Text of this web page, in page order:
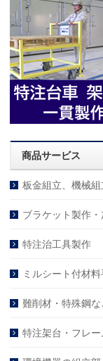
商品サービス
板金組立、機械
ブラケット製作
特注治工具製作
ミルシート付材
難削材・特殊鋼
特注架台・フレ